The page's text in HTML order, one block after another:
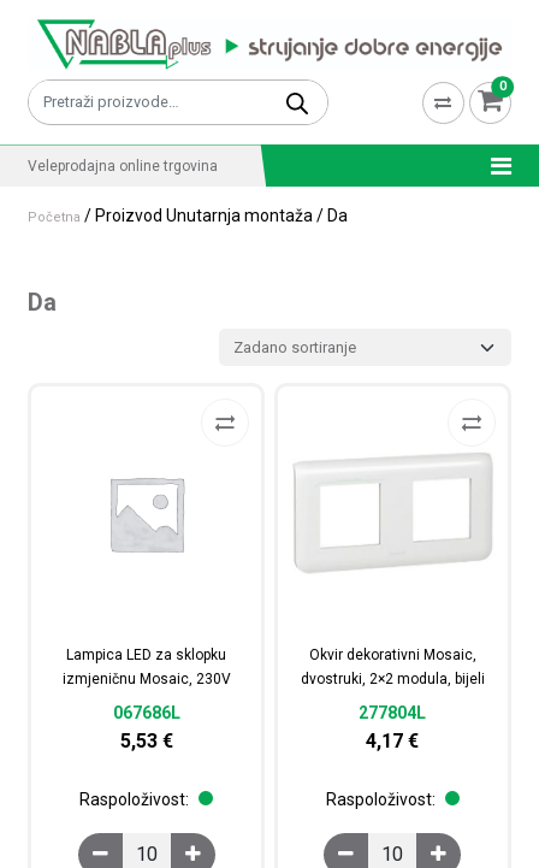
Pretraži: 0
Veleprodajna online trgovina
Početna / Proizvod Unutarnja montaža / Da
Da
Lampica LED za sklopku
izmjeničnu Mosaic, 230V
067686L
5,53 €
Raspoloživost:
Lampica LED za sklopku izmjeničnu Mosaic, 230V
Okvir dekorativni Mosaic,
dvostruki, 2×2 modula, bijeli
277804L
4,17€
Raspoloživost:
Okvir dekorativni